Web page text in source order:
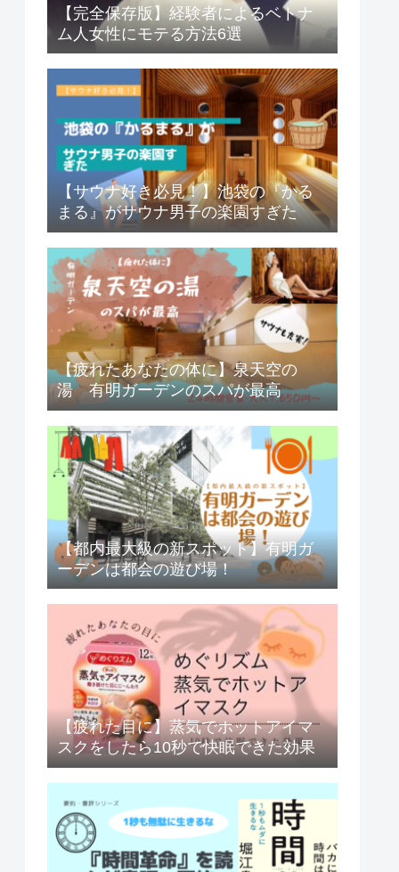
【完全保存版】経験者によるベトナ
ム人女性にモテる方法6選
【サウナ好き必見！】池袋の『かる
まる』がサウナ男子の楽園すぎた
【疲れたあなたの体に】泉天空の
湯 有明ガーデンのスパが最高
【都内最大級の新スポット】有明ガ
ーデンは都会の遊び場！
【疲れた目に】蒸気でホットアイマ
スクをしたら10秒で快眠できた効果